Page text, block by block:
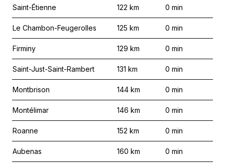
Saint-Étienne 122 km 0 min
Le Chambon-Feugerolles 125 km 0 min
Firminy 129 km 0 min
Saint-Just-Saint-Rambert 131 km 0 min
Montbrison 144 km 0 min
Montélimar 146 km 0 min
Roanne 152 km 0 min
Aubenas 160 km 0 min